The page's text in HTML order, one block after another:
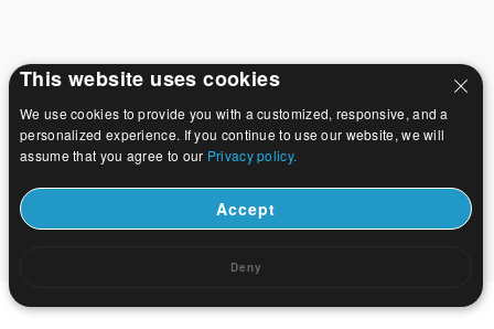
This website uses cookies
We use cookies to provide you with a customized, responsive, and a
personalized experience. If you continue to use our website, we will
assume that you agree to our Privacy policy.
Accept
Deny